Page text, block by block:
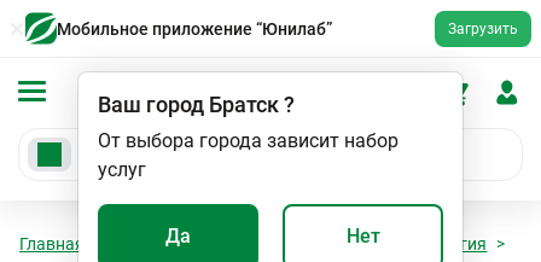
Мобильное приложение “Юнилаб” Загрузить
Ваш город Братск?
От выбора города зависит набор
услуг
Да Нет
Главная Анализы
Иммуноаллергология